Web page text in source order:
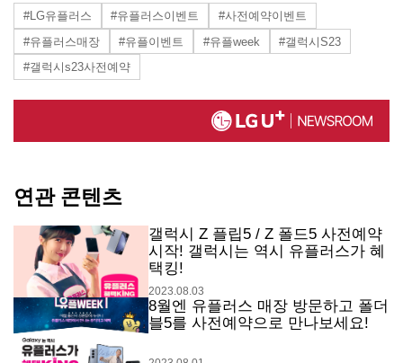
#LG유플러스 #유플러스이벤트
#사전예약이벤트
#유플러스매장
#유플이벤트 #유플week
#갤럭시S23
#갤럭시s23사전예약
연관 콘텐츠
갤럭시 Z 플립5 / Z 폴드5 사전예약
시작! 갤럭시는 역시 유플러스가 혜
택킹!
2023.08.03
8월엔 유플러스 매장 방문하고 폴더
블5를 사전예약으로 만나보세요!